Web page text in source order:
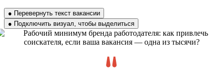
● Перевернуть текст вакансии
● Подключить визуал, чтобы выделиться